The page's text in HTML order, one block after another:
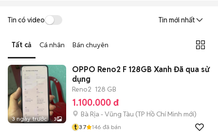
điện tử cũ.
Thanh toán nhanh chóng: Khi hai bên đã ưng ý về tình trạng
máy, quá trình thanh toán và bàn giao diễn ra ngay lập tức,
thủ tục đơn giản.
Tin có video Tin mới nhất
Tất cả Cá nhân Bán chuyên
3 ngày trước 3
OPPO Reno2 F 128GB Xanh Đã qua sử
dụng
Reno2 128 GB
1.100.000 đ
Bà Rịa - Vũng Tàu (TP Hồ Chí Minh mới)
t 3.7 146 đã bán